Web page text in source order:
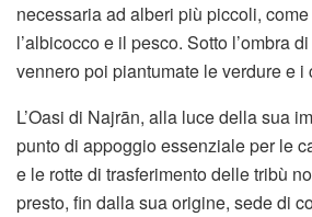
necessaria ad alberi più piccoli, come
l’albicocco e il pesco. Sotto l’ombra
vennero poi piantumate le verdure e i
L’Oasi di Najrān, alla luce della sua
punto di appoggio essenziale per le
e le rotte di trasferimento delle tribù
presto, fin dalla sua origine, sede di